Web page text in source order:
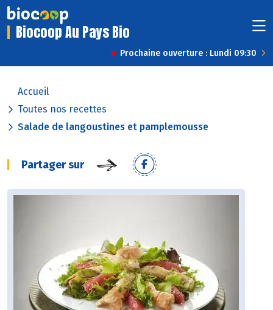
Biocoop Au Pays Bio
Prochaine ouverture : Lundi 09:30
Accueil
Toutes nos recettes
Salade de langoustines et pamplemousse
Partager sur